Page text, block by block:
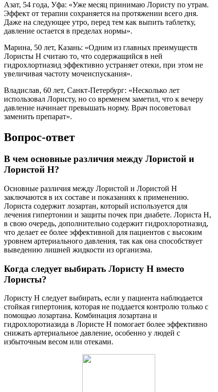
Азат, 54 года, Уфа: «Уже месяц принимаю Лористу по утрам.
Эффект от терапии сохраняется на протяжении всего дня.
Даже на следующее утро, перед тем как выпить таблетку,
давление остается в пределах нормы».
Марина, 50 лет, Казань: «Одним из главных преимуществ
Лористы Н считаю то, что содержащийся в ней
гидрохлортиазид эффективно устраняет отеки, при этом не
увеличивая частоту мочеиспускания».
Владислав, 60 лет, Санкт-Петербург: «Несколько лет
использовал Лористу, но со временем заметил, что к вечеру
давление начинает превышать норму. Врач посоветовал
заменить препарат».
Вопрос-ответ
В чем основные различия между Лористой и
Лористой Н?
Основные различия между Лористой и Лористой Н
заключаются в их составе и показаниях к применению.
Лориста содержит лозартан, который используется для
лечения гипертонии и защиты почек при диабете. Лориста Н,
в свою очередь, дополнительно содержит гидрохлоротиазид,
что делает ее более эффективной для пациентов с высоким
уровнем артериального давления, так как она способствует
выведению лишней жидкости из организма.
Когда следует выбирать Лористу Н вместо
Лористы?
Лористу Н следует выбирать, если у пациента наблюдается
стойкая гипертония, которая не поддается контролю только с
помощью лозартана. Комбинация лозартана и
гидрохлоротиазида в Лористе Н помогает более эффективно
снижать артериальное давление, особенно у людей с
избыточным весом или отеками.